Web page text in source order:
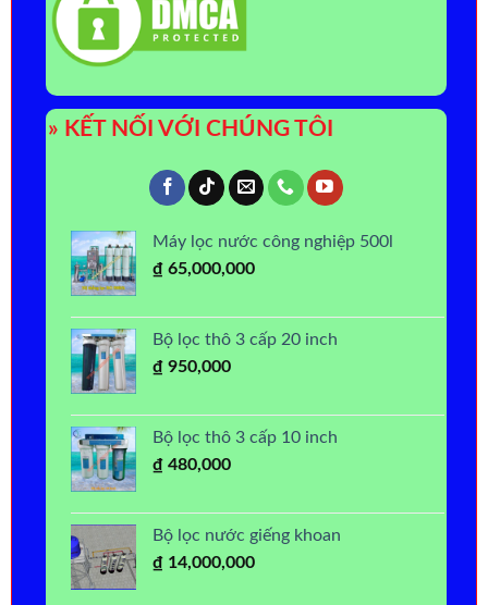
» KẾT NỐI VỚI CHÚNG TÔI
Máy lọc nước công nghiệp 500l
₫65,000,000
Bộ lọc thô 3 cấp 20 inch
₫950,000
Bộ lọc thô 3 cấp 10 inch
₫480,000
Bộ lọc nước giếng khoan
₫14,000,000